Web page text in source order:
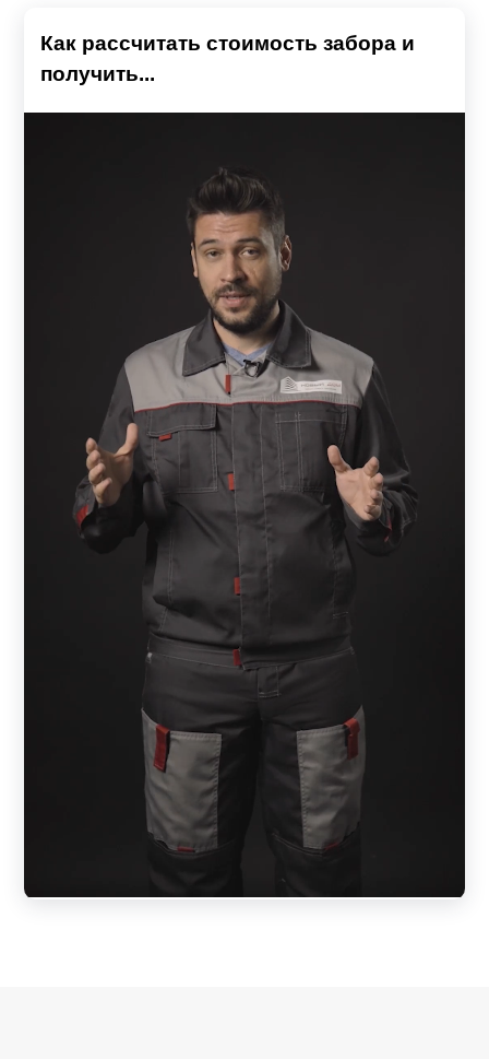
Как рассчитать стоимость забора и
получить...